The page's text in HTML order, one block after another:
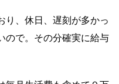
り、休日、遅刻が多かっ
ので。その分確実に給与